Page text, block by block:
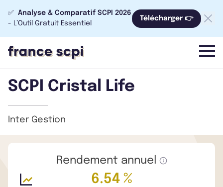
✅ Analyse & Comparatif SCPI 2026
- L’Outil Gratuit Essentiel
Télécharger 👉
menu
SCPI Cristal Life
Inter Gestion
Rendement annuel
6.54 %